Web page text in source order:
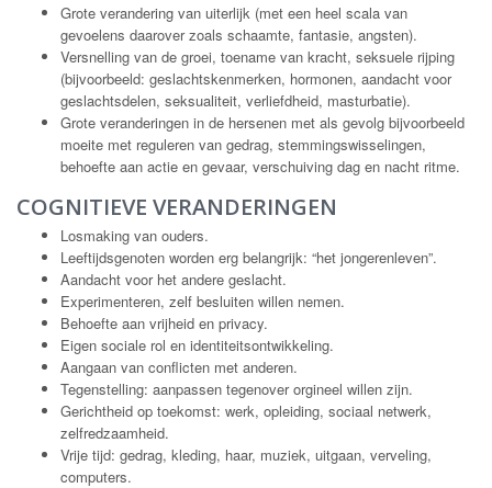
Grote verandering van uiterlijk (met een heel scala van
gevoelens daarover zoals schaamte, fantasie, angsten).
Versnelling van de groei, toename van kracht, seksuele rijping
(bijvoorbeeld: geslachtskenmerken, hormonen, aandacht voor
geslachtsdelen, seksualiteit, verliefdheid, masturbatie).
Grote veranderingen in de hersenen met als gevolg bijvoorbeeld
moeite met reguleren van gedrag, stemmingswisselingen,
behoefte aan actie en gevaar, verschuiving dag en nacht ritme.
COGNITIEVE VERANDERINGEN
Losmaking van ouders.
Leeftijdsgenoten worden erg belangrijk: “het jongerenleven”.
Aandacht voor het andere geslacht.
Experimenteren, zelf besluiten willen nemen.
Behoefte aan vrijheid en privacy.
Eigen sociale rol en identiteitsontwikkeling.
Aangaan van conflicten met anderen.
Tegenstelling: aanpassen tegenover orgineel willen zijn.
Gerichtheid op toekomst: werk, opleiding, sociaal netwerk,
zelfredzaamheid.
Vrije tijd: gedrag, kleding, haar, muziek, uitgaan, verveling,
computers.